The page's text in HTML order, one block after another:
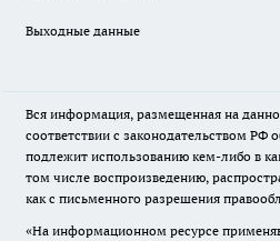
Выходные данные
Вся информация, размещенная на
соответствии с законодательством РФ
подлежит использованию кем-либо в
том числе воспроизведению,
как с письменного разрешения
«На информационном ресурсе